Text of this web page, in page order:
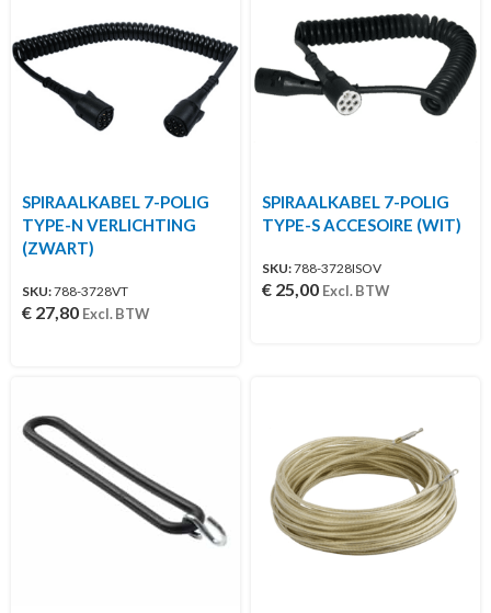
SPIRAALKABEL 7-POLIG
TYPE-N VERLICHTING
(ZWART)
SKU:788-3728VT
€ 27,80 Excl. BTW
SPIRAALKABEL 7-POLIG
TYPE-S ACCESOIRE (WIT)
SKU:788-3728ISOV
€ 25,00 Excl. BTW